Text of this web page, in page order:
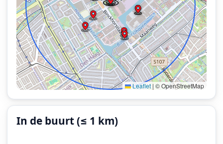
Leaflet | © OpenStreetMap
In de buurt (≤ 1 km)